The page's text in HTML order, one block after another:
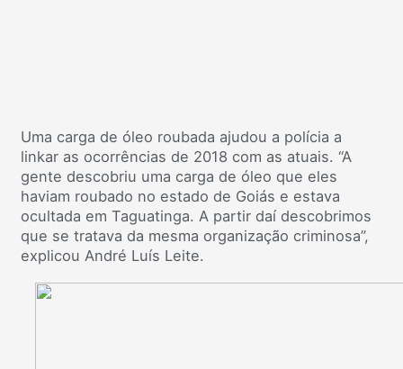
Uma carga de óleo roubada ajudou a polícia a
linkar as ocorrências de 2018 com as atuais. “A
gente descobriu uma carga de óleo que eles
haviam roubado no estado de Goiás e estava
ocultada em Taguatinga. A partir daí descobrimos
que se tratava da mesma organização criminosa”,
explicou André Luís Leite.